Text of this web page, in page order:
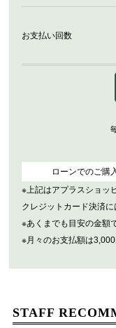
お支払い回数
ローンでのご購
※上記はアプラスショッ
クレジットカード決済に
※あくまでも目安の金額
※月々のお支払額は
STAFF